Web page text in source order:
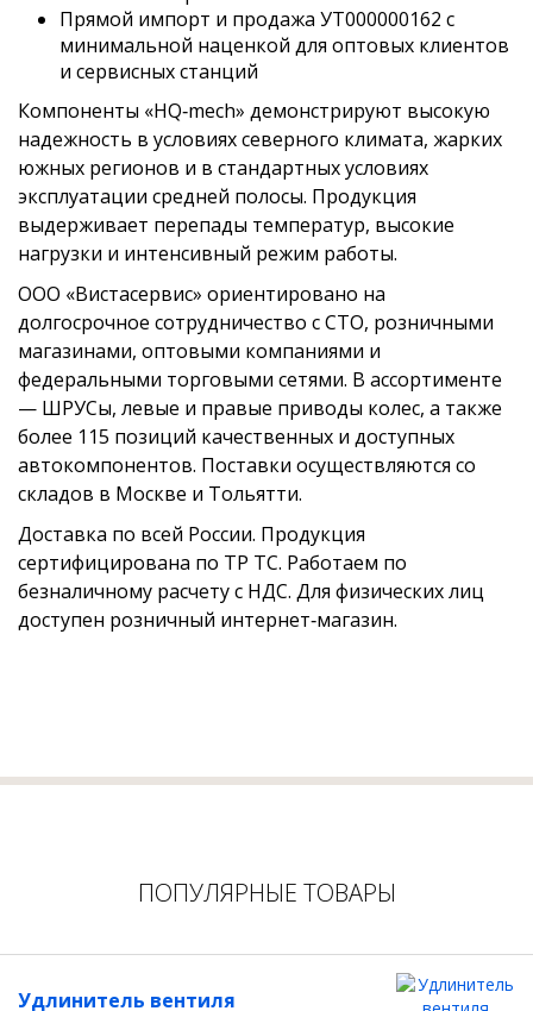
Прямой импорт и продажа УТ000000162 с
минимальной наценкой для оптовых клиентов
и сервисных станций
Компоненты «HQ‑mech» демонстрируют высокую
надежность в условиях северного климата, жарких
южных регионов и в стандартных условиях
эксплуатации средней полосы. Продукция
выдерживает перепады температур, высокие
нагрузки и интенсивный режим работы.
ООО «Вистасервис» ориентировано на
долгосрочное сотрудничество с СТО, розничными
магазинами, оптовыми компаниями и
федеральными торговыми сетями. В ассортименте
— ШРУСы, левые и правые приводы колес, а также
более 115 позиций качественных и доступных
автокомпонентов. Поставки осуществляются со
складов в Москве и Тольятти.
Доставка по всей России. Продукция
сертифицирована по ТР ТС. Работаем по
безналичному расчету с НДС. Для физических лиц
доступен розничный интернет‑магазин.
ПОПУЛЯРНЫЕ ТОВАРЫ
Удлинитель вентиля